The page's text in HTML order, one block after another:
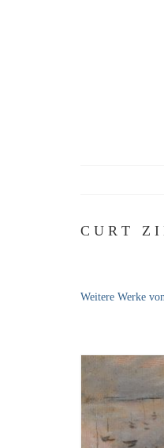
C U R T Z I
Weitere Werke